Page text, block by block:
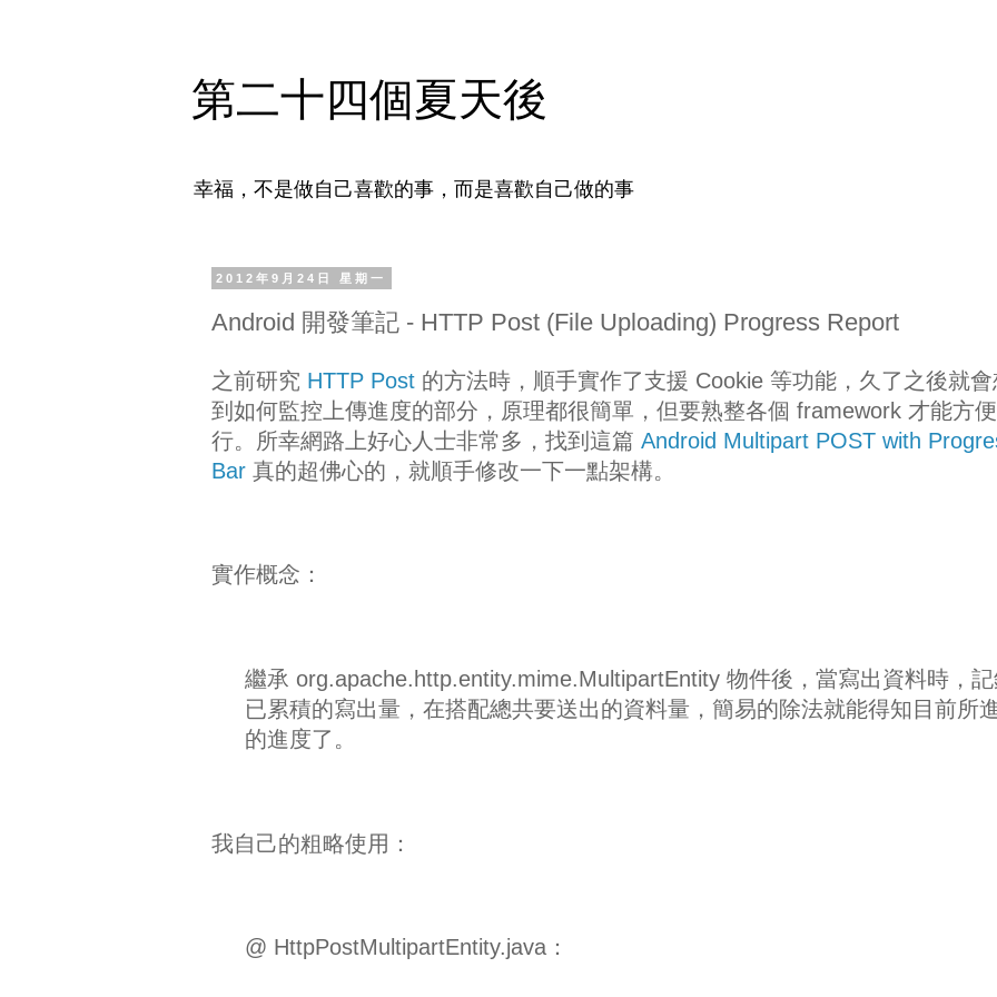
第二十四個夏天後
幸福，不是做自己喜歡的事，而是喜歡自己做的事
2012年9月24日 星期一
Android 開發筆記 - HTTP Post (File Uploading) Progress Report
之前研究 HTTP Post 的方法時，順手實作了支援 Cookie 等功能，久了之後就會
到如何監控上傳進度的部分，原理都很簡單，但要熟整各個 framework 才能方
行。所幸網路上好心人士非常多，找到這篇 Android Multipart POST with
Bar 真的超佛心的，就順手修改一下一點架構。
實作概念：
繼承 org.apache.http.entity.mime.MultipartEntity 物件後，當寫出資料時，
已累積的寫出量，在搭配總共要送出的資料量，簡易的除法就能得知目前所
的進度了。
我自己的粗略使用：
@ HttpPostMultipartEntity.java：